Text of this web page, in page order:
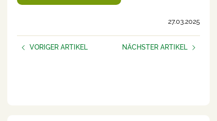
27.03.2025
VORIGER ARTIKEL
NÄCHSTER ARTIKEL